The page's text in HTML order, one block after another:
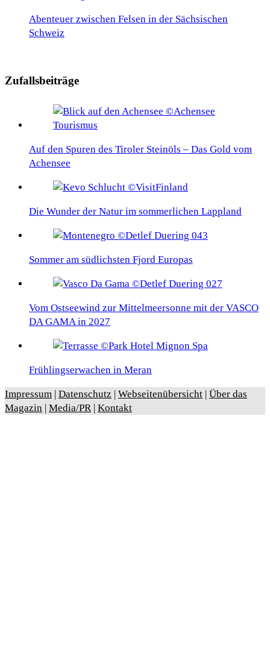
Abenteuer zwischen Felsen in der Sächsischen
Schweiz
Zufallsbeiträge
Auf den Spuren des Tiroler Steinöls – Das Gold vom
Achensee
Die Wunder der Natur im sommerlichen Lappland
Sommer am südlichsten Fjord Europas
Vom Ostseewind zur Mittelmeersonne mit der VASCO
DA GAMA in 2027
Frühlingserwachen in Meran
Impressum | Datenschutz | Webseitenübersicht | Über das
Magazin | Media/PR | Kontakt